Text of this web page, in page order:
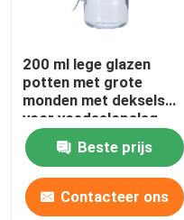
200 ml lege glazen
potten met grote
monden met deksels
voor voedselopslag
Beste prijs
Contacteer ons